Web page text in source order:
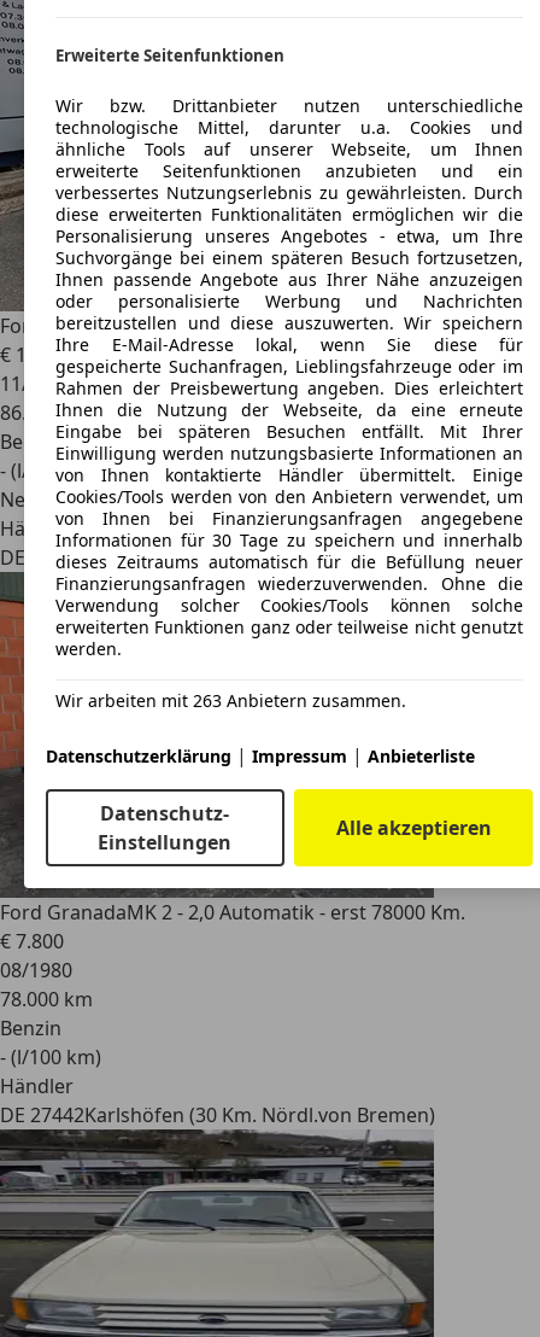
Ford Granada2.3 Ghia Automatic 2.Hdn. 86 TKM
€ 16.500
11/1977
86.275 km
Benzin
- (l/100 km)
Neu
Händler
DE 32469Petershagen
Ford GranadaMK 2 - 2,0 Automatik - erst 78000 Km.
€ 7.800
08/1980
78.000 km
Benzin
- (l/100 km)
Händler
DE 27442Karlshöfen (30 Km. Nördl.von Bremen)
Erweiterte Seitenfunktionen
Wir bzw. Drittanbieter nutzen unterschiedliche
technologische Mittel, darunter u.a. Cookies und
ähnliche Tools auf unserer Webseite, um Ihnen
erweiterte Seitenfunktionen anzubieten und ein
verbessertes Nutzungserlebnis zu gewährleisten. Durch
diese erweiterten Funktionalitäten ermöglichen wir die
Personalisierung unseres Angebotes - etwa, um Ihre
Suchvorgänge bei einem späteren Besuch fortzusetzen,
Ihnen passende Angebote aus Ihrer Nähe anzuzeigen
oder personalisierte Werbung und Nachrichten
bereitzustellen und diese auszuwerten. Wir speichern
Ihre E-Mail-Adresse lokal, wenn Sie diese für
gespeicherte Suchanfragen, Lieblingsfahrzeuge oder im
Rahmen der Preisbewertung angeben. Dies erleichtert
Ihnen die Nutzung der Webseite, da eine erneute
Eingabe bei späteren Besuchen entfällt. Mit Ihrer
Einwilligung werden nutzungsbasierte Informationen an
von Ihnen kontaktierte Händler übermittelt. Einige
Cookies/Tools werden von den Anbietern verwendet, um
von Ihnen bei Finanzierungsanfragen angegebene
Informationen für 30 Tage zu speichern und innerhalb
dieses Zeitraums automatisch für die Befüllung neuer
Finanzierungsanfragen wiederzuverwenden. Ohne die
Verwendung solcher Cookies/Tools können solche
erweiterten Funktionen ganz oder teilweise nicht genutzt
werden.
Wir arbeiten mit 263 Anbietern zusammen.
Datenschutzerklärung | Impressum | Anbieterliste
Datenschutz-
Einstellungen
Alle akzeptieren